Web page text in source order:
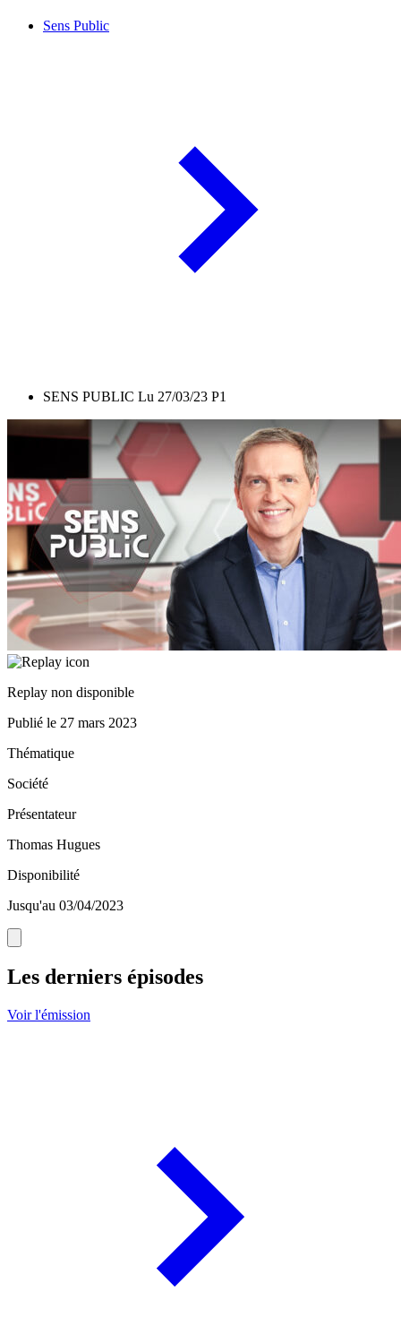
Sens Public
SENS PUBLIC Lu 27/03/23 P1
Replay non disponible
Publié le 27 mars 2023
Thématique
Société
Présentateur
Thomas Hugues
Disponibilité
Jusqu'au 03/04/2023
Les derniers épisodes
Voir l'émission